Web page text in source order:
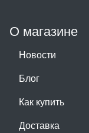
О магазине
Новости
Блог
Как купить
Доставка